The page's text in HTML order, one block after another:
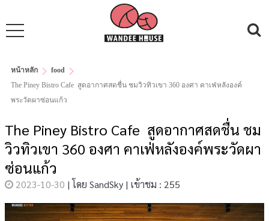
หน้าหลัก
food
The Piney Bistro Cafe สูดอากาศสดชื่น ชมวิวทิวเขา 360 องศา คาเฟ่หลังองค์
พระวัดผาซ่อนแก้ว
The Piney Bistro Cafe สูดอากาศสดชื่น ชม
วิวทิวเขา 360 องศา คาเฟ่หลังองค์พระวัดผา
ซ่อนแก้ว
2023-10-30 | โดย SandSky | เข้าชม : 255